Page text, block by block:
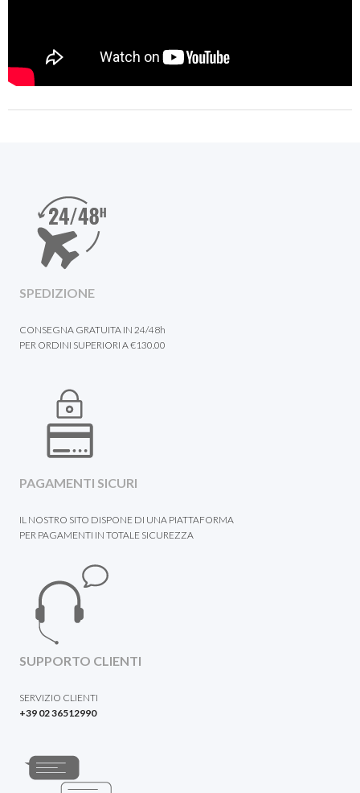
SPEDIZIONE
CONSEGNA GRATUITA IN 24/48h
PER ORDINI SUPERIORI A €130.00
PAGAMENTI SICURI
IL NOSTRO SITO DISPONE DI UNA PIATTAFORMA
PER PAGAMENTI IN TOTALE SICUREZZA
SUPPORTO CLIENTI
SERVIZIO CLIENTI
+39 02 36512990